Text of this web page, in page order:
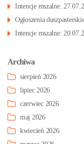
Intencje mszalne:
Ogłoszenia
Intencje mszalne:
Archiwa
sierpień 2026
lipiec 2026
czerwiec 2026
maj 2026
kwiecień 2026